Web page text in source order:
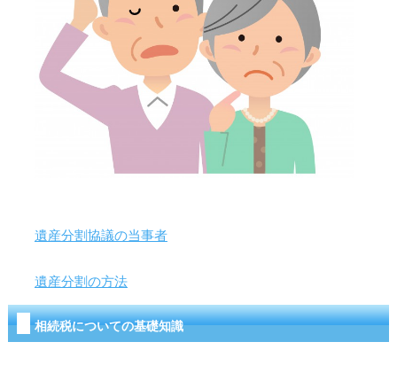
遺産分割協議の当事者
遺産分割の方法
相続税についての基礎知識